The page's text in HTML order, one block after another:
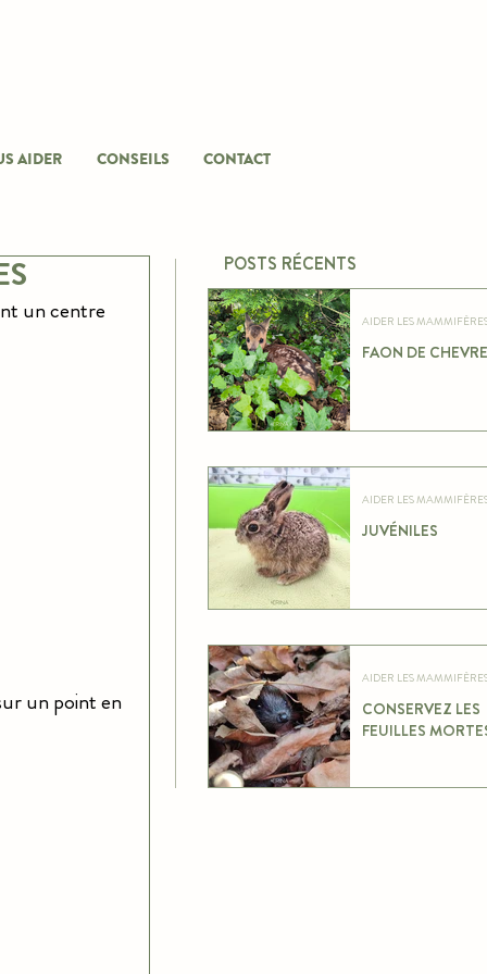
AIDER CONSEILS CONTACT
un centre
un point en
POSTS RÉCENTS
FAON DE
JUVÉNILES
CONSERVEZ LES
FEUILLES